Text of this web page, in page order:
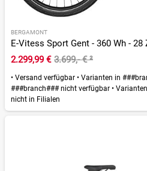
BERGAMONT
E-Vitess Sport Gent - 360 Wh -
2.299,99 € 3.699,- €²
• Versand verfügbar • Varianten in
###branch### nicht verfügbar •
nicht in Filialen